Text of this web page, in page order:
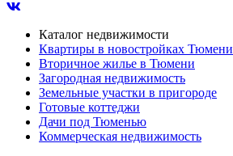
Каталог недвижимости
Квартиры в новостройках Тюмени
Вторичное жилье в Тюмени
Загородная недвижимость
Земельные участки в пригороде
Готовые коттеджи
Дачи под Тюменью
Коммерческая недвижимость